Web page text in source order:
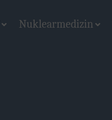
Nuklearmedizin